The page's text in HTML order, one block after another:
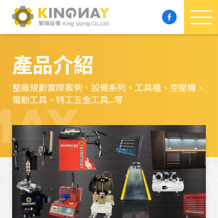
產品介紹
整廠規劃實際案例、設備系列、工具櫃、空壓機、
電動工具、特工五金工具...等